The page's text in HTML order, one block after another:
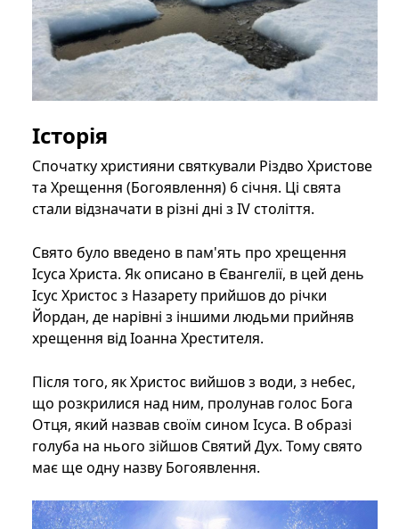
Історія
Спочатку християни святкували Різдво Христове
та Хрещення (Богоявлення) 6 січня. Ці свята
стали відзначати в різні дні з IV століття.
Свято було введено в пам'ять про хрещення
Ісуса Христа. Як описано в Євангелії, в цей день
Ісус Христос з Назарету прийшов до річки
Йордан, де нарівні з іншими людьми прийняв
хрещення від Іоанна Хрестителя.
Після того, як Христос вийшов з води, з небес,
що розкрилися над ним, пролунав голос Бога
Отця, який назвав своїм сином Ісуса. В образі
голуба на нього зійшов Святий Дух. Тому свято
має ще одну назву Богоявлення.